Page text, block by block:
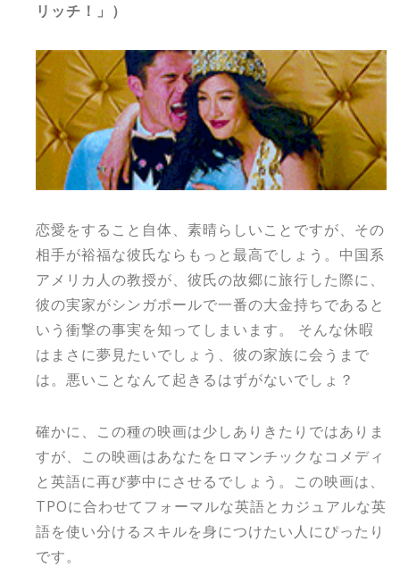
リッチ！」）
恋愛をすること自体、素晴らしいことですが、その
相手が裕福な彼氏ならもっと最高でしょう。中国系
アメリカ人の教授が、彼氏の故郷に旅行した際に、
彼の実家がシンガポールで一番の大金持ちであると
いう衝撃の事実を知ってしまいます。 そんな休暇
はまさに夢見たいでしょう、彼の家族に会うまで
は。悪いことなんて起きるはずがないでしょ？
確かに、この種の映画は少しありきたりではありま
すが、この映画はあなたをロマンチックなコメディ
と英語に再び夢中にさせるでしょう。この映画は、
TPOに合わせてフォーマルな英語とカジュアルな英
語を使い分けるスキルを身につけたい人にぴったり
です。